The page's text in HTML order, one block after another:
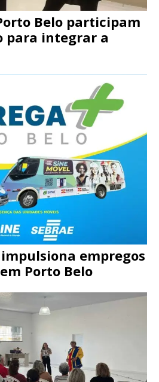
Belo participam
para integrar a
empregos
Porto Belo